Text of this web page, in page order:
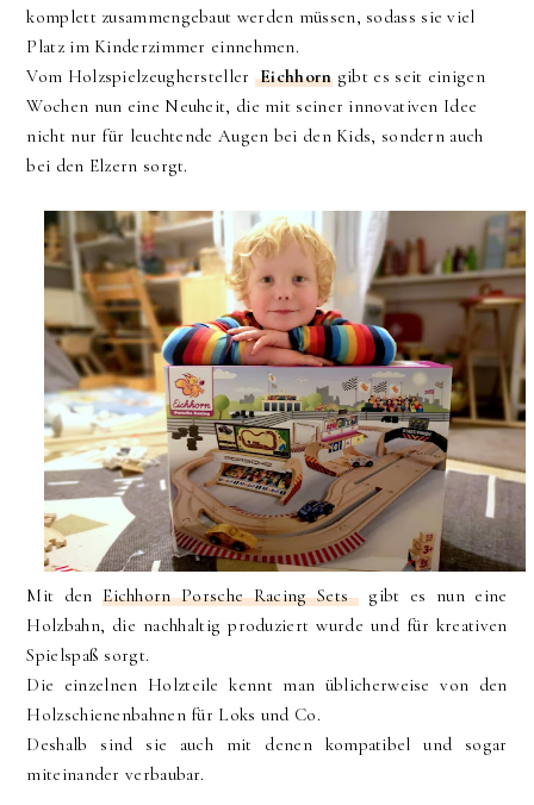
komplett zusammengebaut werden müssen, sodass sie viel
Platz im Kinderzimmer einnehmen.
Vom Holzspielzeughersteller Eichhorngibt es seit einigen
Wochen nun eine Neuheit, die mit seiner innovativen Idee
nicht nur für leuchtende Augen bei den Kids, sondern auch
bei den Elzern sorgt.
Mit denEichhorn Porsche Racing Setsgibt es nun eine
Holzbahn, die nachhaltig produziert wurde und für kreativen
Spielspaß sorgt.
Die einzelnen Holzteile kennt man üblicherweise von den
Holzschienenbahnen für Loks und Co.
Deshalb sind sie auch mit denen kompatibel und sogar
miteinander verbaubar.